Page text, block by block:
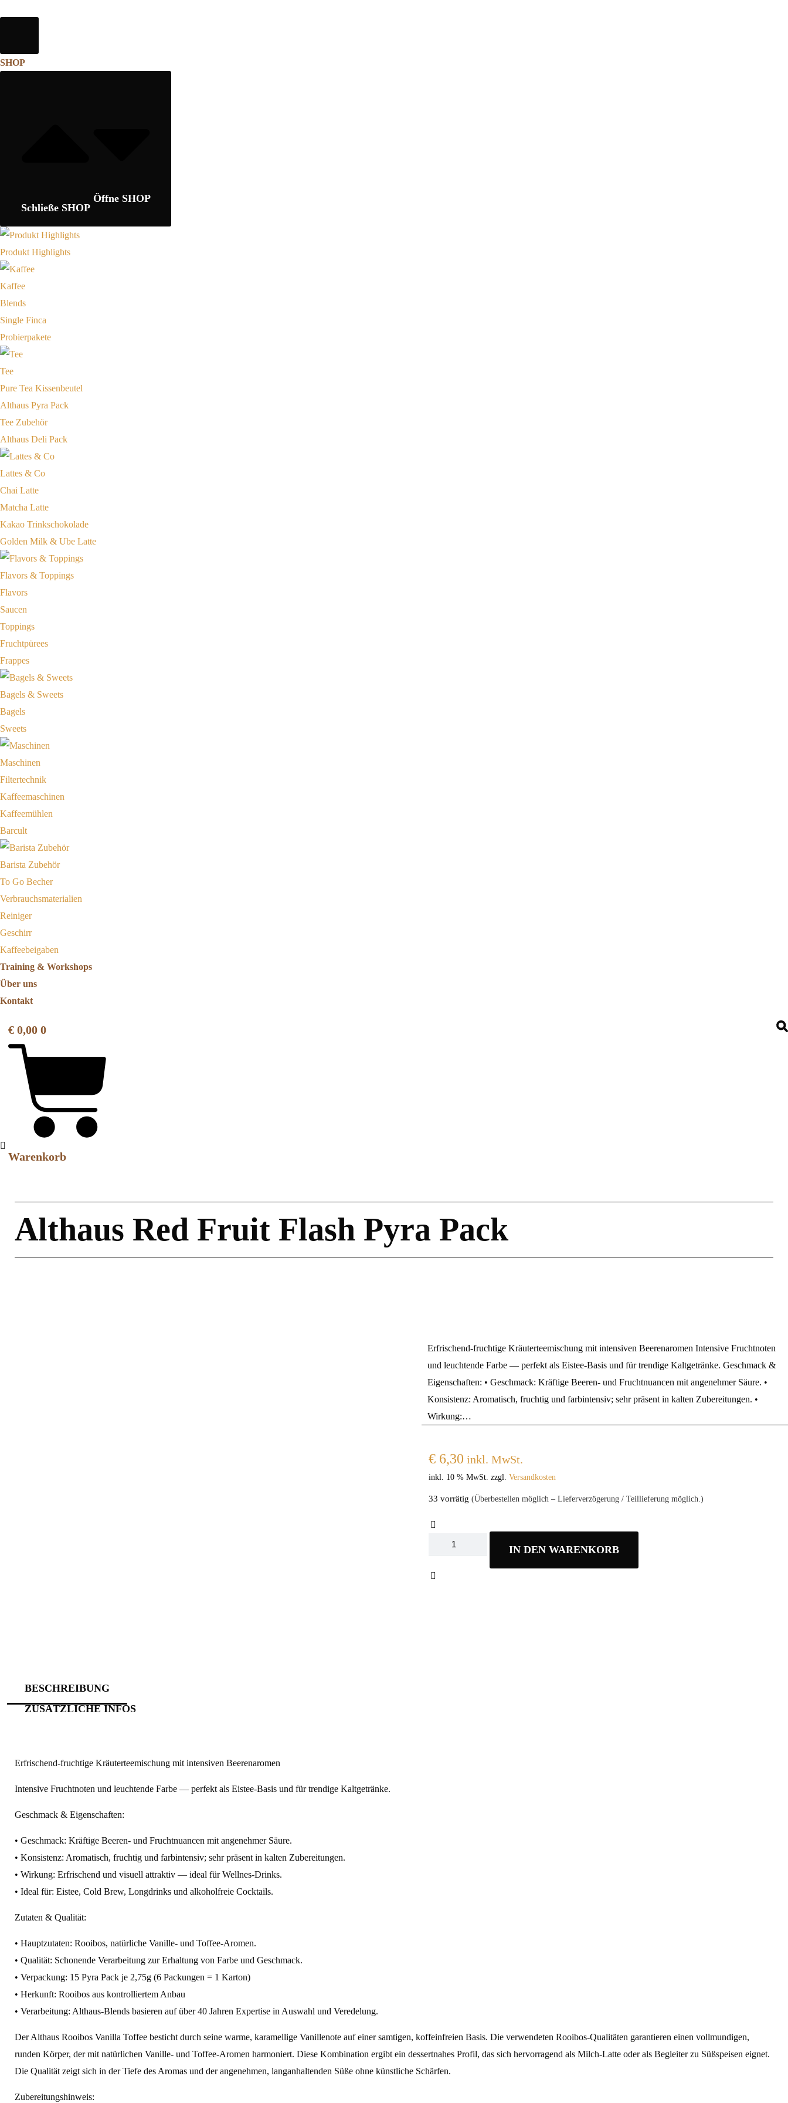
SHOP
Schließe SHOP
Öffne SHOP
Produkt Highlights
Kaffee
Blends
Single Finca
Probierpakete
Tee
Pure Tea Kissenbeutel
Althaus Pyra Pack
Tee Zubehör
Althaus Deli Pack
Lattes & Co
Chai Latte
Matcha Latte
Kakao Trinkschokolade
Golden Milk & Ube Latte
Flavors & Toppings
Flavors
Saucen
Toppings
Fruchtpürees
Frappes
Bagels & Sweets
Bagels
Sweets
Maschinen
Filtertechnik
Kaffeemaschinen
Kaffeemühlen
Barcult
Barista Zubehör
To Go Becher
Verbrauchsmaterialien
Reiniger
Geschirr
Kaffeebeigaben
Training & Workshops
Über uns
Kontakt
€ 0,00 0
Warenkorb
Althaus Red Fruit Flash Pyra Pack
Erfrischend-fruchtige Kräuterteemischung mit intensiven Beerenaromen Intensive Fruchtnoten
und leuchtende Farbe — perfekt als Eistee‑Basis und für trendige Kaltgetränke. Geschmack &
Eigenschaften: • Geschmack: Kräftige Beeren‑ und Fruchtnuancen mit angenehmer Säure. •
Konsistenz: Aromatisch, fruchtig und farbintensiv; sehr präsent in kalten Zubereitungen. •
Wirkung:…
€ 6,30 inkl. MwSt.
inkl. 10 % MwSt. zzgl.Versandkosten
33 vorrätig(Überbestellen möglich – Lieferverzögerung / Teillieferung möglich.)
Althaus
Red
Fruit
IN DEN WARENKORB
BESCHREIBUNG
ZUSÄTZLICHE INFOS
Erfrischend-fruchtige Kräuterteemischung mit intensiven Beerenaromen
Intensive Fruchtnoten und leuchtende Farbe — perfekt als Eistee‑Basis und für trendige Kaltgetränke.
Geschmack & Eigenschaften:
• Geschmack: Kräftige Beeren‑ und Fruchtnuancen mit angenehmer Säure.
• Konsistenz: Aromatisch, fruchtig und farbintensiv; sehr präsent in kalten Zubereitungen.
• Wirkung: Erfrischend und visuell attraktiv — ideal für Wellnes-Drinks.
• Ideal für: Eistee, Cold Brew, Longdrinks und alkoholfreie Cocktails.
Zutaten & Qualität:
• Hauptzutaten: Rooibos, natürliche Vanille‑ und Toffee‑Aromen.
• Qualität: Schonende Verarbeitung zur Erhaltung von Farbe und Geschmack.
• Verpackung: 15 Pyra Pack je 2,75g (6 Packungen = 1 Karton)
• Herkunft: Rooibos aus kontrolliertem Anbau
• Verarbeitung: Althaus‑Blends basieren auf über 40 Jahren Expertise in Auswahl und Veredelung.
Der Althaus Rooibos Vanilla Toffee besticht durch seine warme, karamellige Vanillenote auf einer samtigen, koffeinfreien Basis. Die verwendeten Rooibos‑Qualitäten garantieren einen vollmundigen,
runden Körper, der mit natürlichen Vanille‑ und Toffee‑Aromen harmoniert. Diese Kombination ergibt ein dessertnahes Profil, das sich hervorragend als Milch‑Latte oder als Begleiter zu Süßspeisen eignet.
Die Qualität zeigt sich in der Tiefe des Aromas und der angenehmen, langanhaltenden Süße ohne künstliche Schärfen.
Zubereitungshinweis: